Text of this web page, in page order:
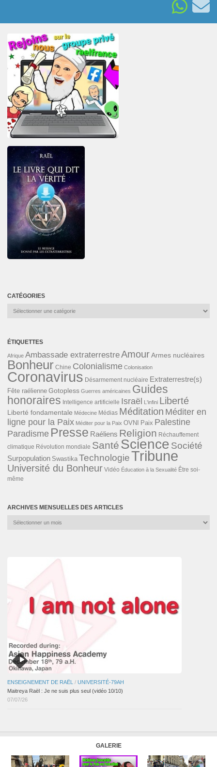
CATÉGORIES
Catégories
ÉTIQUETTES
Afrique Ambassade extraterrestreAmourArmes nucléaires
Bonheur Chine Colonialisme Colonisation
Coronavirus Désarmement nucléaire Extraterrestre(s)
Fête raélienne Gotopless Guerres américaines Guides
honoraires Intelligence artificielle Israël L'infini Liberté
Liberté fondamentale Médecine Médias Méditation Méditer en
ligne pour la Paix Méditer pour la Paix OVNI Paix Palestine
Paradisme Presse Raéliens Religion Réchauffement
climatique Révolution mondiale Santé Science Société
Surpopulation Swastika TechnologieTribune
Université du Bonheur Vidéo Éducation à la Sexualité Être soi-
même
ARCHIVES MENSUELLES DES ARTICLES
Archives
ENSEIGNEMENT DE RAËL / UNIVERSITÉ-79AH
Maitreya Raël : Je ne suis plus seul (vidéo 10/10)
07/07/26
GALERIE